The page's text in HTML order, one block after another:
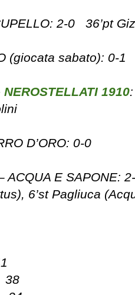
2-0 36’pt
(giocata sabato): 0-1
1910
D’ORO: 0-0
ACQUA E SAPONE:
6’st Pagliuca
38